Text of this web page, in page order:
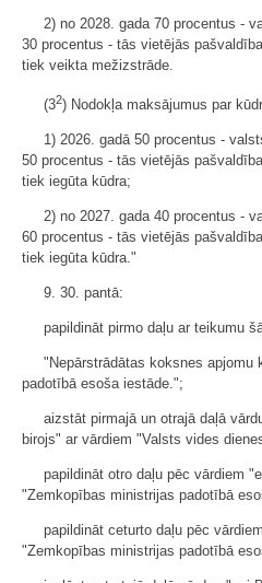
2) no 2028. gada 70 procentus -
30 procentus - tās vietējās
tiek veikta mežizstrāde.
(32) Nodokļa maksājumus par
1) 2026. gadā 50 procentus -
50 procentus - tās vietējās
tiek iegūta kūdra;
2) no 2027. gada 40 procentus -
60 procentus - tās vietējās
tiek iegūta kūdra."
9. 30. pantā:
papildināt pirmo daļu ar teikumu
"Nepārstrādātas koksnes apjomu
padotībā esoša iestāde.";
aizstāt pirmajā un otrajā daļā
birojs" ar vārdiem "Valsts vides
papildināt otro daļu pēc vārdiem
"Zemkopības ministrijas padotībā
papildināt ceturto daļu pēc
"Zemkopības ministrijas padotībā